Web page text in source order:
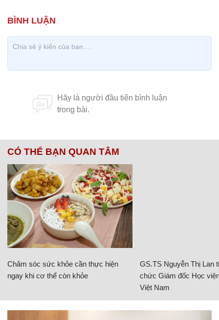
CÓ THỂ BẠN QUAN TÂM
Chăm sóc sức khỏe cần thực hiện
ngay khi cơ thể còn khỏe
GS.TS Nguyễn Thị Lan
chức Giám đốc Học
Việt Nam